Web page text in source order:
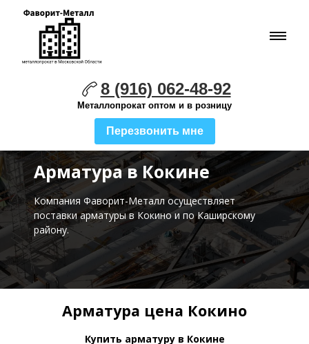
8 (916) 062-48-92
Металлопрокат оптом и в розницу
Перезвонить мне
Арматура в Кокине
Компания Фаворит-Металл осуществляет
поставкиарматуры в Кокино и по Каширскому
району.
Арматура цена Кокино
Купить арматуру в Кокине